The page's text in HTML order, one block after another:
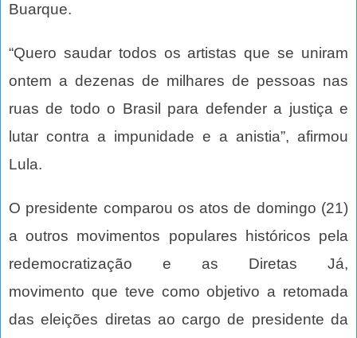
Buarque.
“Quero saudar todos os artistas que se uniram
ontem a dezenas de milhares de pessoas nas
ruas de todo o Brasil para defender a justiça e
lutar contra a impunidade e a anistia”, afirmou
Lula.
O presidente comparou os atos de domingo (21)
a outros movimentos populares históricos pela
redemocratização e as Diretas Já,
movimento que teve como objetivo a retomada
das eleições diretas ao cargo de presidente da